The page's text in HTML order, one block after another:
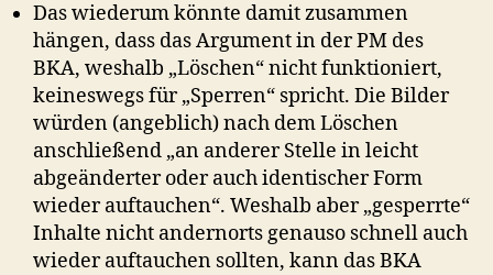
Das wiederum könnte damit zusammen
hängen, dass das Argument in der PM des
BKA, weshalb „Löschen“ nicht funktioniert,
keineswegs für „Sperren“ spricht. Die Bilder
würden (angeblich) nach dem Löschen
anschließend „an anderer Stelle in leicht
abgeänderter oder auch identischer Form
wieder auftauchen“. Weshalb aber „gesperrte“
Inhalte nicht andernorts genauso schnell auch
wieder auftauchen sollten, kann das BKA